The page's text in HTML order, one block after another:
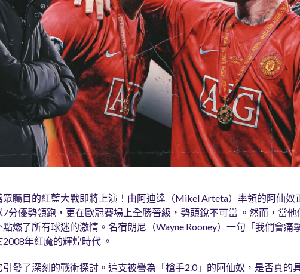
矚目的紅藍大戰即將上演！由阿迪達（Mikel Arteta）率領的阿仙奴
分優勢領跑，更在歐冠賽場上全勝晉級，勢頭銳不可當 。然而，當
燃了所有球迷的激情。名宿朗尼（Wayne Rooney）一句「我們會痛
年紅魔的輝煌時代 。
發了深刻的戰術探討。這支被譽為「槍手2.0」的阿仙奴，是否真的